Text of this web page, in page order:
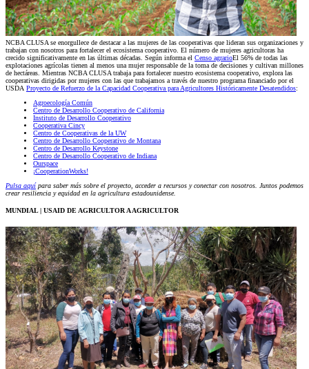
NCBA CLUSA se enorgullece de destacar a las mujeres de las cooperativas que lideran sus organizaciones y
trabajan con nosotros para fortalecer el ecosistema cooperativo. El número de mujeres agricultoras ha
crecido significativamente en las últimas décadas. Según informa el Censo agrarioEl 56% de todas las
explotaciones agrícolas tienen al menos una mujer responsable de la toma de decisiones y cultivan millones
de hectáreas. Mientras NCBA CLUSA trabaja para fortalecer nuestro ecosistema cooperativo, explora las
cooperativas dirigidas por mujeres con las que trabajamos a través de nuestro programa financiado por el
USDA Proyecto de Refuerzo de la Capacidad Cooperativa para Agricultores Históricamente Desatendidos:
Agroecología Común
Centro de Desarrollo Cooperativo de California
Instituto de Desarrollo Cooperativo
Cooperativa Cincy
Centro de Cooperativas de la UW
Centro de Desarrollo Cooperativo de Montana
Centro de Desarrollo Keystone
Centro de Desarrollo Cooperativo de Indiana
Ourspace
¡CooperationWorks!
Pulsa aquí para saber más sobre el proyecto, acceder a recursos y conectar con nosotros. Juntos podemos
crear resiliencia y equidad en la agricultura estadounidense.
MUNDIAL | USAID DE AGRICULTOR A AGRICULTOR